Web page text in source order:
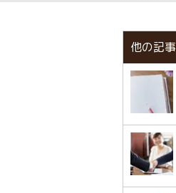
他の記事